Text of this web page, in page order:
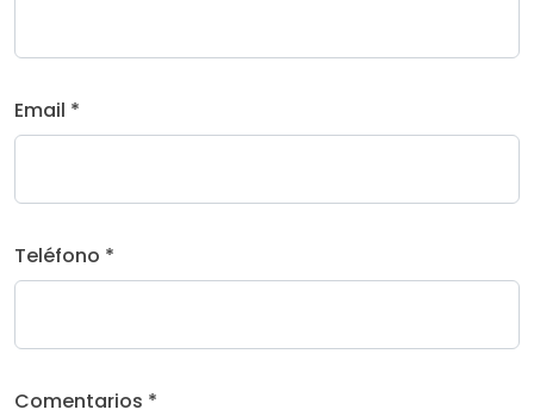
Email *
Teléfono *
Comentarios *